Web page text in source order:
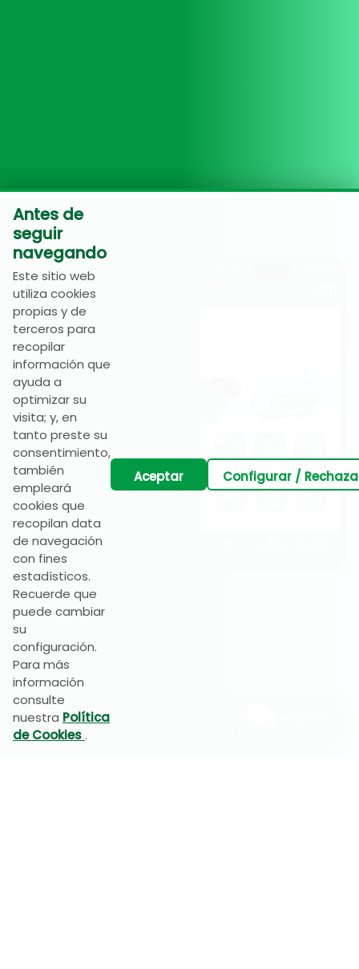
Antes de
seguir
navegando
Este sitio web
utiliza cookies
propias y de
terceros para
recopilar
información que
ayuda a
optimizar su
visita; y, en
tanto preste su
consentimiento,
también
empleará
cookies que
recopilan data
de navegación
con fines
estadísticos.
Recuerde que
puede cambiar
su
configuración.
Para más
información
consulte
nuestra Política
de Cookies.
Aceptar Configurar /
Ingrese su nombre:
Ingrese su apellido:
Ingrese su correo:
Ingrese su teléfono: